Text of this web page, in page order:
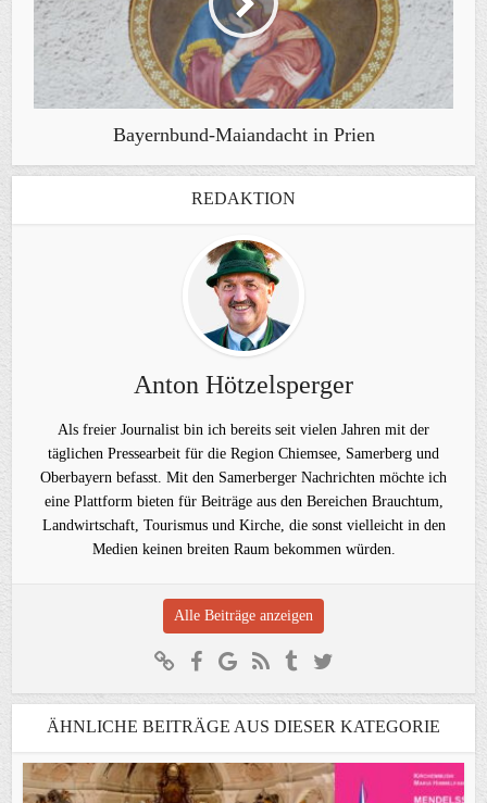
Bayernbund-Maiandacht in Prien
REDAKTION
Anton Hötzelsperger
Als freier Journalist bin ich bereits seit vielen Jahren mit der
täglichen Pressearbeit für die Region Chiemsee, Samerberg und
Oberbayern befasst. Mit den Samerberger Nachrichten möchte ich
eine Plattform bieten für Beiträge aus den Bereichen Brauchtum,
Landwirtschaft, Tourismus und Kirche, die sonst vielleicht in den
Medien keinen breiten Raum bekommen würden.
Alle Beiträge anzeigen
ÄHNLICHE BEITRÄGE AUS DIESER KATEGORIE